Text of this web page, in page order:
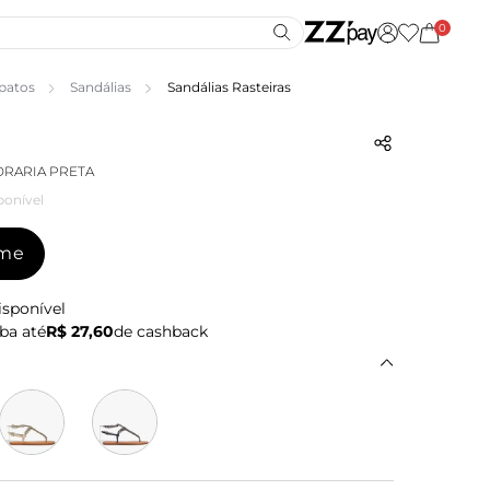
0
Sandálias Sandálias Rasteiras
PRETA
atéR$ 27,60de cashback